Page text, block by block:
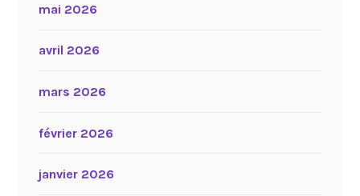
mai 2026
avril 2026
mars 2026
février 2026
janvier 2026